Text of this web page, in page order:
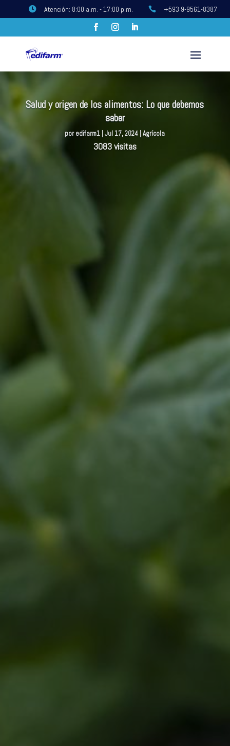
 Atención: 8:00 a.m. - 17:00 p.m.  +593 9-9561-8387
Salud y origen de los alimentos: Lo que debemos
saber
poredifarm1 |Jul 17, 2024 |Agrícola
3083 visitas